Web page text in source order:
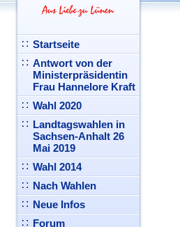
Startseite
Antwort von der
Ministerpräsidentin
Frau Hannelore Kraft
Wahl 2020
Landtagswahlen in
Sachsen-Anhalt 26
Mai 2019
Wahl 2014
Nach Wahlen
Neue Infos
Forum